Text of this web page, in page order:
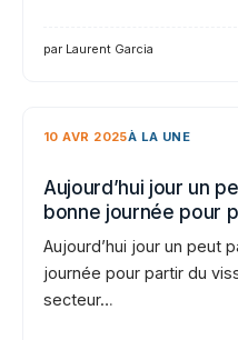
par Laurent Garcia
10 AVR 2025À LA UNE
Aujourd’hui jour un
bonne journée pour
Aujourd’hui jour un peut
journée pour partir du
secteur…